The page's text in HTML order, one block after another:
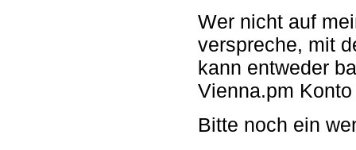
Wer nicht auf
verspreche, mit
kann entweder
Vienna.pm
Bitte noch ein